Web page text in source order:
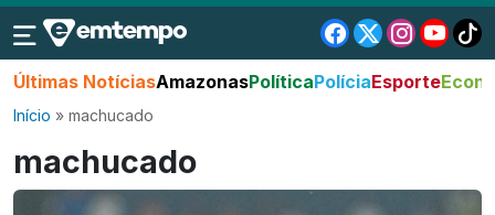
Últimas NotíciasAmazonasPolíticaPolíciaEsporte
Início » machucado
machucado